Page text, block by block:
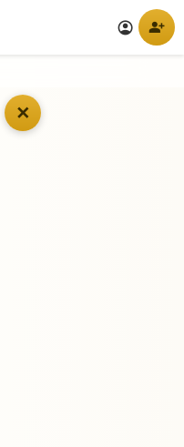
account_circle person_add
✕